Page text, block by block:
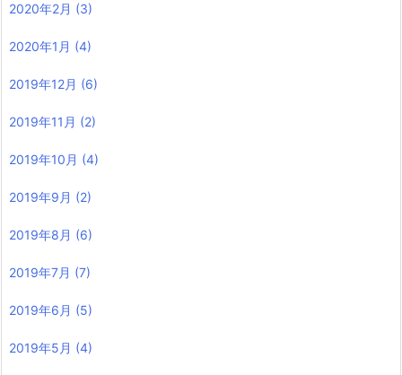
2020年2月 (3)
2020年1月 (4)
2019年12月 (6)
2019年11月 (2)
2019年10月 (4)
2019年9月 (2)
2019年8月 (6)
2019年7月 (7)
2019年6月 (5)
2019年5月 (4)